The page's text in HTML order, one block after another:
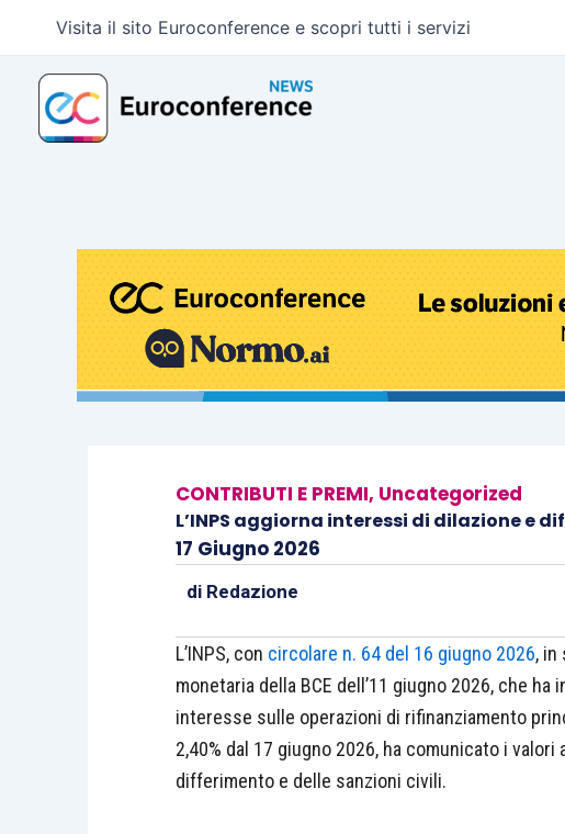
contenuto
Visita il sito Euroconference e scopri tutti i servizi
CONTRIBUTI E PREMI, Uncategorized
L’INPS aggiorna interessi di dilazione e
17 Giugno 2026
di Redazione
L’INPS, con circolare n. 64 del 16 giugno 2026, in
monetaria della BCE dell’11 giugno 2026, che
interesse sulle operazioni di rifinanziamento
2,40% dal 17 giugno 2026, ha comunicato i
differimento e delle sanzioni civili.